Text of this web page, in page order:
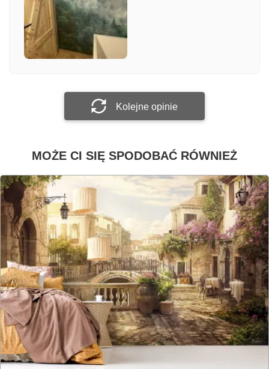
Załącz zdjęcie
Kolejne opinie
MOŻE CI SIĘ SPODOBAĆ RÓWNIEŻ